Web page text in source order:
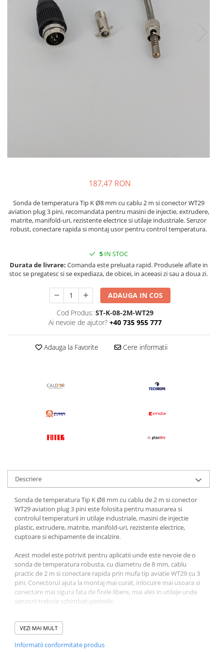
Rezistente electrice banda mica
Rezistente Ceramice
Rezistente electrice plate mica
Rezistentele tubulare flexibile
Rezistente electrice tubulara
Rezistenta cuptor
187,47 RON
Sonda de temperatura Tip K Ø8 mm cu cablu 2 m si conector WT29
aviation plug 3 pini, recomandata pentru masini de injectie, extrudere,
matrite, manifold-uri, rezistente electrice si utilaje industriale. Senzor
robust, conectare rapida si montaj usor pentru control temperatura.
5 IN STOC
Durata de livrare: Comanda este preluata rapid. Produsele aflate in
stoc se pregatesc si se expediaza, de obicei, in aceeasi zi sau a doua zi.
ADAUGA IN COS
Cod Produs: ST-K-08-2M-WT29
Ai nevoie de ajutor? +40 735 955 777
Adauga la Favorite Cere informatii
Descriere
Sonda de temperatura Tip K Ø8 mm cu cablu de 2 m si conector
WT29 aviation plug 3 pini este folosita pentru masurarea si
controlul temperaturii in utilaje industriale, masini de injectie
plastic, extrudere, matrite, manifold-uri, rezistente electrice,
cuptoare si echipamente de incalzire.
Acest model este potrivit pentru aplicatii unde este nevoie de o
sonda de temperatura robusta, cu diametru de 8 mm, cablu
practic de 2 m si conectare rapida prin mufa tip aviatie WT29 cu 3
pini. Conectorul ajuta la montaj mai curat, inlocuire mai usoara si
conectare mai sigura fata de firele libere, mai ales in utilaje unde
senzorii trebuie schimbati periodic.
Sonda Ø8 mm ofera o fixare stabila in blocuri metalice, cilindri de
extruder, matrite, zone incalzite si echipamente tehnice unde
service-uri, fabrici, ateliere de mentenanta si utilizatori care au
VEZI MAI MULT
Informatii conformitate produs